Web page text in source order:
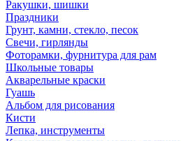
Ракушки, шишки
Праздники
Грунт, камни, стекло, песок
Свечи, гирлянды
Фоторамки, фурнитура для рам
Школьные товары
Акварельные краски
Гуашь
Альбом для рисования
Кисти
Лепка, инструменты